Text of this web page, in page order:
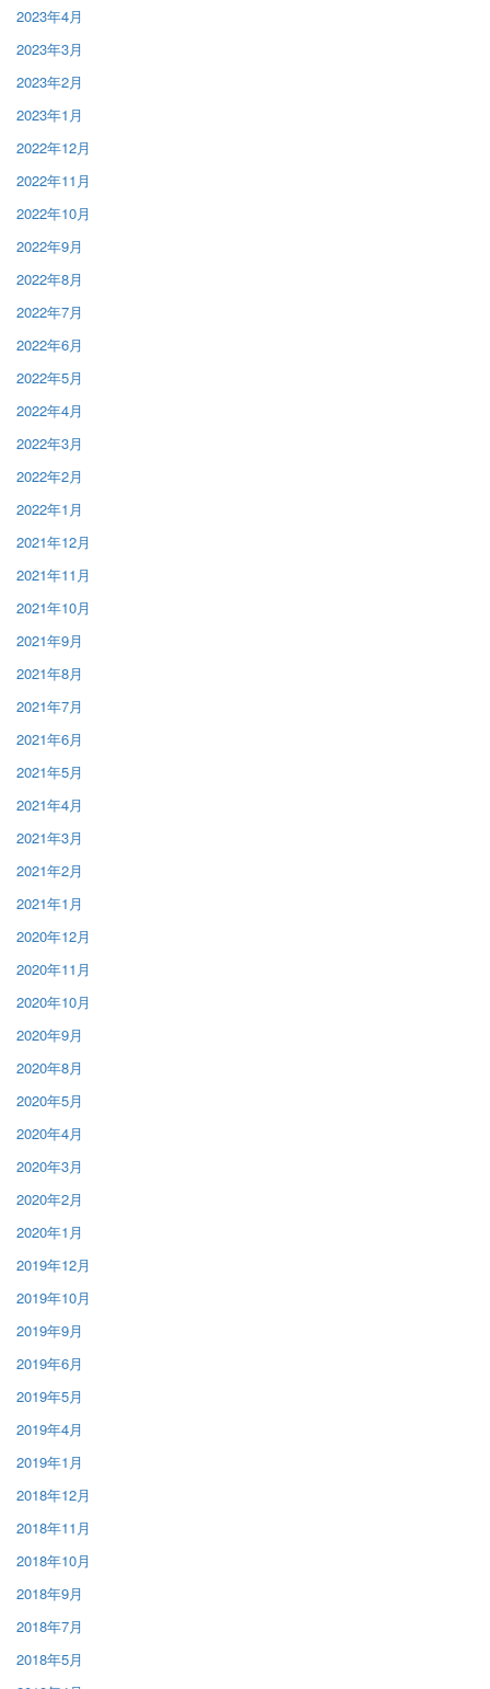
2023年4月
2023年3月
2023年2月
2023年1月
2022年12月
2022年11月
2022年10月
2022年9月
2022年8月
2022年7月
2022年6月
2022年5月
2022年4月
2022年3月
2022年2月
2022年1月
2021年12月
2021年11月
2021年10月
2021年9月
2021年8月
2021年7月
2021年6月
2021年5月
2021年4月
2021年3月
2021年2月
2021年1月
2020年12月
2020年11月
2020年10月
2020年9月
2020年8月
2020年5月
2020年4月
2020年3月
2020年2月
2020年1月
2019年12月
2019年10月
2019年9月
2019年6月
2019年5月
2019年4月
2019年1月
2018年12月
2018年11月
2018年10月
2018年9月
2018年7月
2018年5月